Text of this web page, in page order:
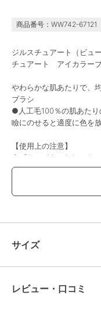
商品番号：WW742-67121
ジルスチュアート（ビュ
チュアート アイカラーブ
やわらかな肌あたりで、
ブラシ
●人工毛100％の肌あたり
瞼にのせると適度に色を
【使用上の注意】
●ブラシがよごれたとき
洗いをし、よくすすいだ
のえてから日かげで完全
［型番：SJVA］
ブランド
サイズ
レビュー・口コミ